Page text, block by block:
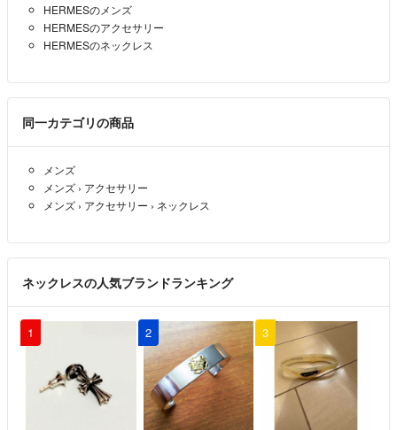
HERMESのメンズ
HERMESのアクセサリー
HERMESのネックレス
同一カテゴリの商品
メンズ
メンズ › アクセサリー
メンズ › アクセサリー › ネックレス
ネックレスの人気ブランドランキング
1 2 3